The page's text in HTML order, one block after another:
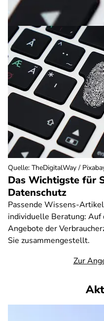
Das Wichtigste für
Datenschutz
Passende Wissens-
individuelle Beratung:
Angebote der
Sie zusammengestellt.
Zur
Quelle: TheDigitalWay /